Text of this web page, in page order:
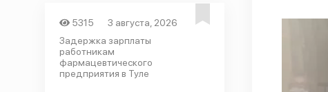
5315
3 августа, 2026
Задержка зарплаты
работникам
фармацевтического
предприятия в Туле